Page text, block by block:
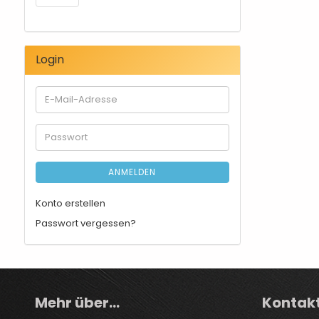
Login
E-
Mail-
Adresse
Passwort
ANMELDEN
Konto erstellen
Passwort vergessen?
Mehr über...